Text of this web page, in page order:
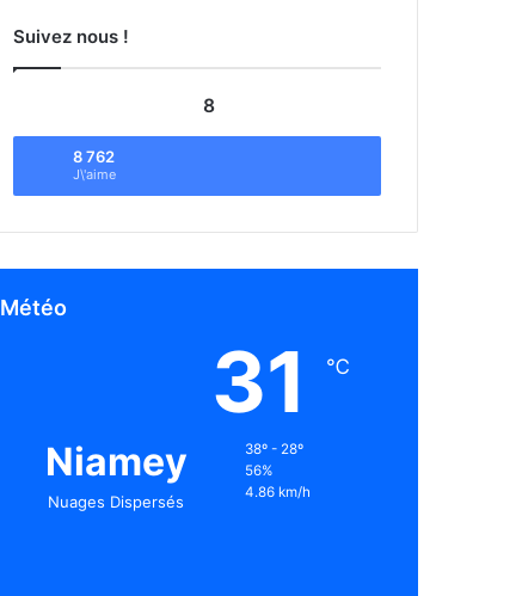
Suivez nous !
8
8 762
J\'aime
Météo
Niamey
Nuages Dispersés
31 ℃
38º - 28º
56%
4.86 km/h